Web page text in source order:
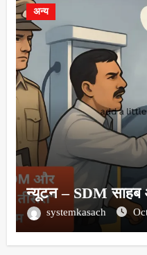
अन्य
न्यूटन – SDM साहब
systemkasach